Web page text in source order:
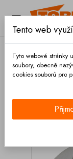

Tento web
Tyto webové stránky
soubory, obecně
cookies souborů pro